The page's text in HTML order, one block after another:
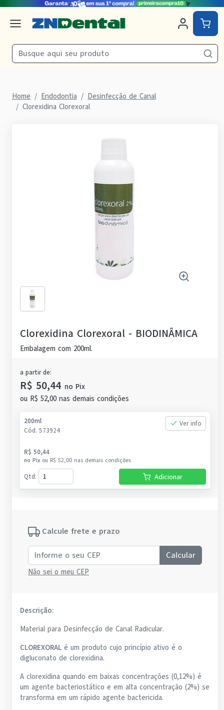
Home Endodontia
Desinfecção de Canal
Clorexidina Clorexoral
Clorexidina Clorexoral - BIODINÂMICA
Embalagem com 200ml.
a partir de:
R$ 50,44 no Pix
ou R$ 52,00 nas demais condições
200ml
Cód. 573924
Ver info
R$ 50,44
no Pix ou R$ 52,00 nas demais condições
Qtd: Adicionar
Calcule frete e prazo
Calcular
Não sei o meu CEP
Descrição:
Material para Desinfecção de Canal Radicular.
CLOREXORAL é um produto cujo princípio ativo é o
digluconato de clorexidina.
A clorexidina quando em baixas concentrações (0,12%) é
um agente bacteriostático e em alta concentração (2%) se
transforma em um rápido agente bactericida.